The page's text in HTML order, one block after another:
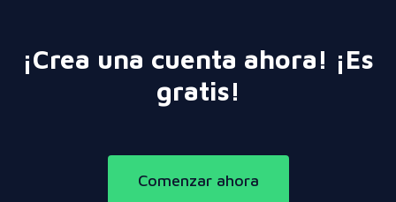
¡Crea una cuenta ahora! ¡Es
gratis!
Comenzar ahora